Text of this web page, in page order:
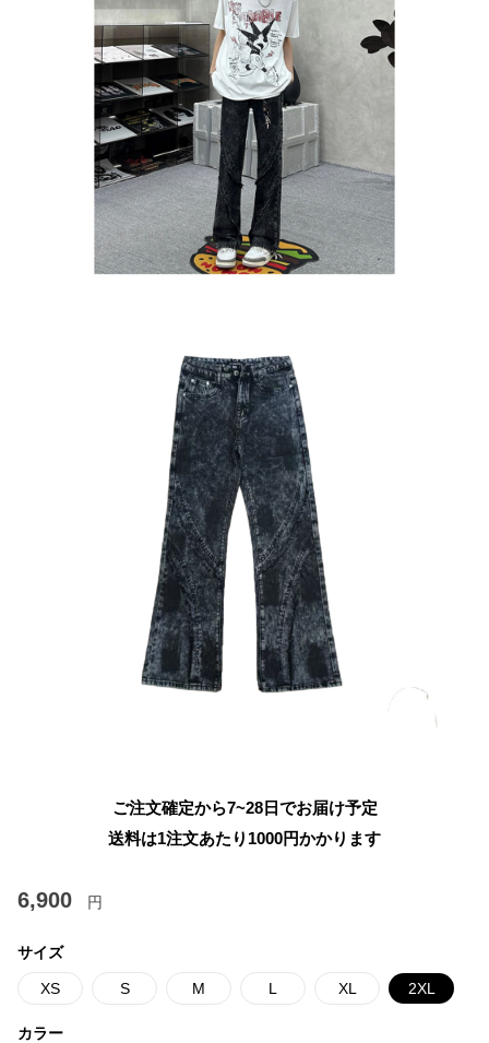
ご注文確定から7~28日でお届け予定
送料は1注文あたり 1000円かかります
6,900 円
サイズ
XS S M L XL 2XL
カラー